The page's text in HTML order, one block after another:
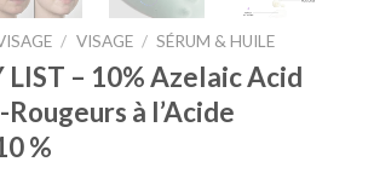
/ VISAGE / SÉRUM & HUILE
LIST – 10% Azelaic Acid
à l’Acide
%